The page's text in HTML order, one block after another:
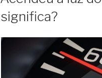
significa?